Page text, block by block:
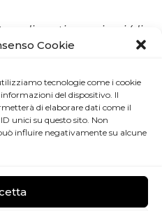
Cookie
tecnologie come i cookie
del dispositivo. Il
di elaborare dati come il
unici su questo sito. Non
influire negativamente su alcune
di ventinovegiorni (di
Cima Quattro il 23
durante la Prima
corpo massacrato di un
notte di plenilunio,
resistenza alla morte.